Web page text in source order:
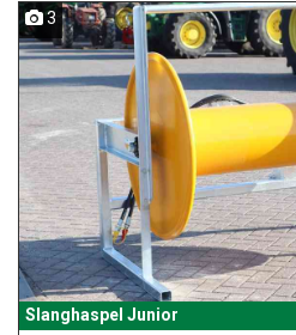
3
Slanghaspel Junior